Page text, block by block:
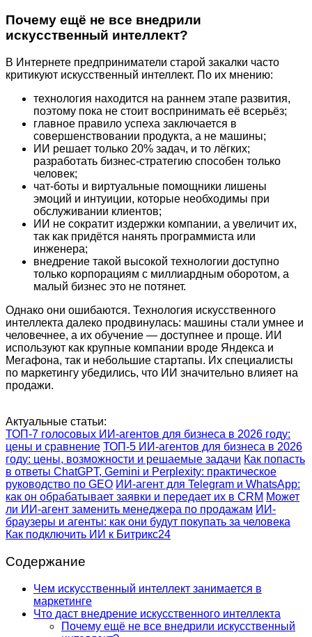
Почему ещё не все внедрили
искусственный интеллект?
В Интернете предприниматели старой закалки часто
критикуют искусственный интеллект. По их мнению:
технология находится на раннем этапе развития,
поэтому пока не стоит воспринимать её всерьёз;
главное правило успеха заключается в
совершенствовании продукта, а не машины;
ИИ решает только 20% задач, и то лёгких;
разработать бизнес-стратегию способен только
человек;
чат-боты и виртуальные помощники лишены
эмоций и интуиции, которые необходимы при
обслуживании клиентов;
ИИ не сократит издержки компании, а увеличит их,
так как придётся нанять программиста или
инженера;
внедрение такой высокой технологии доступно
только корпорациям с миллиардным оборотом, а
малый бизнес это не потянет.
Однако они ошибаются. Технология искусственного
интеллекта далеко продвинулась: машины стали умнее и
человечнее, а их обучение — доступнее и проще. ИИ
используют как крупные компании вроде Яндекса и
Мегафона, так и небольшие стартапы. Их специалисты
по маркетингу убедились, что ИИ значительно влияет на
продажи.
Актуальные статьи:
ТОП-7 голосовых ИИ-агентов для бизнеса в 2026 году:
цены и сравнение ТОП-5 ИИ-агентов для бизнеса в 2026
году: цены, возможности и решаемые задачи Как попасть
в ответы ChatGPT, Gemini и Perplexity: практическое
руководство по GEO ИИ-агент для Telegram и WhatsApp:
как он обрабатывает заявки и передает их в CRM Может
ли ИИ-агент заменить менеджера по продажам ИИ-
браузеры и агенты: как они будут покупать за человека
Как подключить ИИ к Битрикс24
Содержание
Чем искусственный интеллект занимается в
маркетинге
Что даст внедрение искусственного интеллекта
Почему ещё не все внедрили искусственный